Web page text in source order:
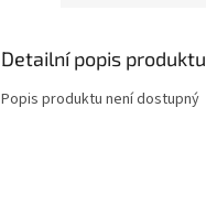
Detailní popis produktu
Popis produktu není dostupný